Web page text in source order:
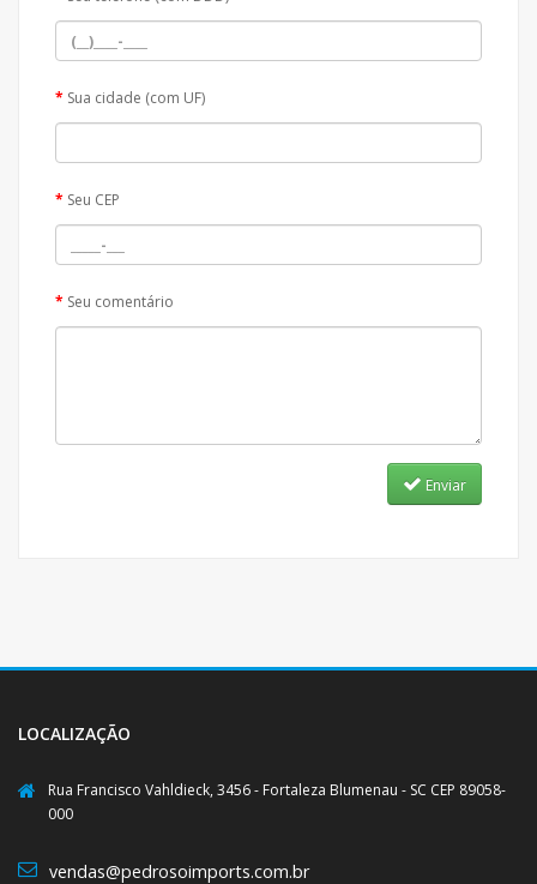
Sua cidade (com UF)
Seu CEP
Seu comentário
Enviar
LOCALIZAÇÃO
Rua Francisco Vahldieck, 3456 - Fortaleza Blumenau - SC CEP 89058-
000
vendas@pedrosoimports.com.br